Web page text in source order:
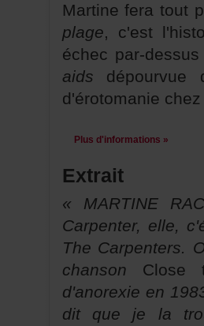
plage
échecpar-
aids
Plusd'informations»
Extrait
chanson